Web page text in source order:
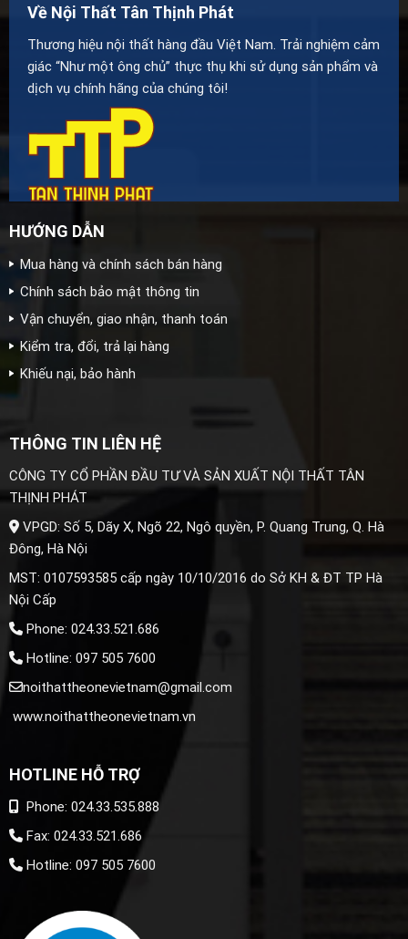
Về Nội Thất Tân Thịnh Phát
Thương hiệu nội thất hàng đầu Việt Nam. Trải nghiệm cảm
giác “Như một ông chủ” thực thụ khi sử dụng sản phẩm và
dịch vụ chính hãng của chúng tôi!
HƯỚNG DẪN
Mua hàng và chính sách bán hàng
Chính sách bảo mật thông tin
Vận chuyển, giao nhận, thanh toán
Kiểm tra, đổi, trả lại hàng
Khiếu nại, bảo hành
THÔNG TIN LIÊN HỆ
CÔNG TY CỔ PHẦN ĐẦU TƯ VÀ SẢN XUẤT NỘI THẤT TÂN
THỊNH PHÁT
VPGD: Số 5, Dãy X, Ngõ 22, Ngô quyền, P. Quang Trung, Q. Hà
Đông, Hà Nội
MST: 0107593585 cấp ngày 10/10/2016 do Sở KH & ĐT TP Hà
Nội Cấp
Phone: 024.33.521.686
Hotline: 097 505 7600
noithattheonevietnam@gmail.com
www.noithattheonevietnam.vn
HOTLINE HỖ TRỢ
Phone: 024.33.535.888
Fax: 024.33.521.686
Hotline: 097 505 7600